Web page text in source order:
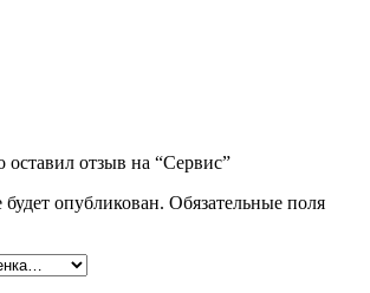
оставил отзыв на “Сервис”
опубликован. Обязательные поля